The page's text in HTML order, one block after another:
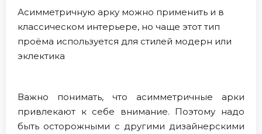
Асимметричную арку можно применить и в
классическом интерьере, но чаще этот тип
проёма используется для стилей модерн или
эклектика
Важно понимать, что асимметричные арки
привлекают к себе внимание. Поэтому надо
быть осторожными с другими дизайнерскими